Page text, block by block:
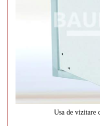
Usa de vizitare